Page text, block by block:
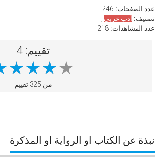
عدد الصفحات:
تصنيف: أدب عربي
عدد المشاهدات:
تقييم: 4
من 325 تقييم
نبذة عن الكتاب او الرواية او المذكرة